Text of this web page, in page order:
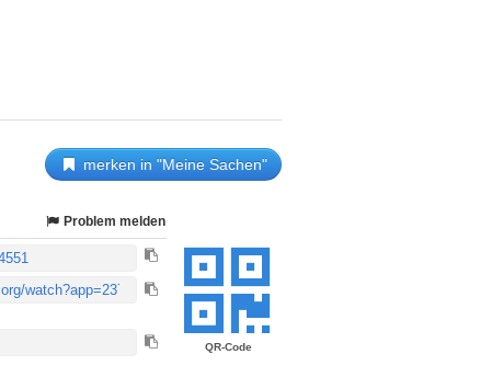
merken in "Meine Sachen"
QR-Code
Problem melden